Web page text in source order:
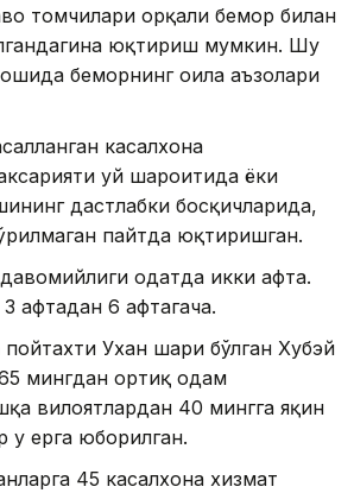
томчилари орқали бемор билан
юқтириш мумкин. Шу
беморнинг оила аъзолари
касалхона
уй шароитида ёки
дастлабки босқичларида,
пайтда юқтиришган.
одатда икки ҳафта.
ҳафтадан 6 ҳафтагача.
Ухан шаҳри бўлган Хубэй
мингдан ортиқ одам
вилоятлардан 40 мингга яқин
у ерга юборилган.
45 касалхона хизмат